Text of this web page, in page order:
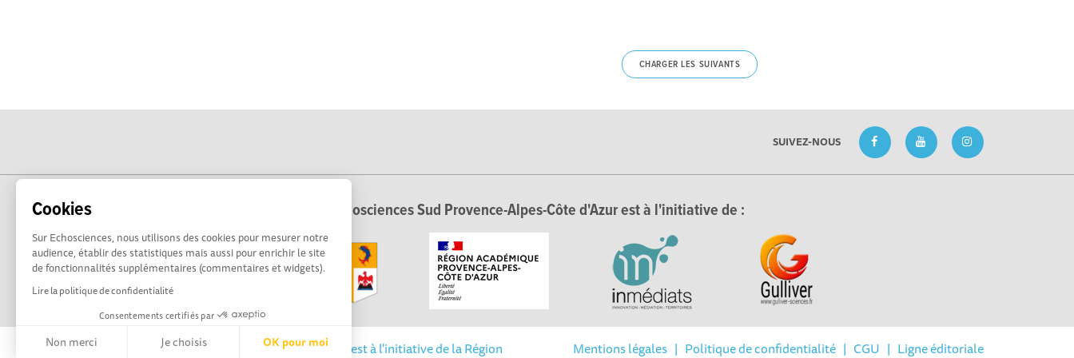
Cookies
Sur Echosciences, nous utilisons des cookies pour mesurer notre
audience, établir des statistiques mais aussi pour enrichir le site
de fonctionnalités supplémentaires (commentaires et widgets).
Lire la politique de confidentialité
Consentements certifiés par
Non merci Je choisis OK pour moi
CHARGER LES SUIVANTS
SUIVEZ-NOUS
Echosciences Sud Provence-Alpes-Côte d'Azur est à l'initiative de :
Echosciences Sud Provence-Alpes-Côte d'Azur est à l'initiative de la Région
Mentions légales| Politique de confidentialité| CGU | Ligne éditoriale